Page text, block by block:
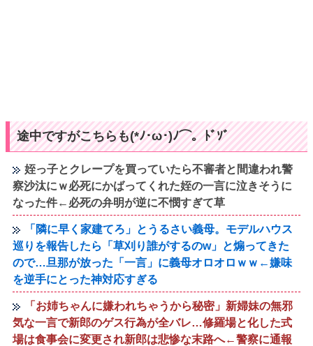
途中ですがこちらも(*ﾉ･ω･)ﾉ⌒。ﾄﾞｿﾞ
姪っ子とクレープを買っていたら不審者と間違われ警
察沙汰にｗ必死にかばってくれた姪の一言に泣きそうに
なった件←必死の弁明が逆に不憫すぎて草
「隣に早く家建てろ」とうるさい義母。モデルハウス
巡りを報告したら「草刈り誰がするのw」と煽ってきた
ので…旦那が放った「一言」に義母オロオロｗｗ←嫌味
を逆手にとった神対応すぎる
「お姉ちゃんに嫌われちゃうから秘密」新婦妹の無邪
気な一言で新郎のゲス行為が全バレ…修羅場と化した式
場は食事会に変更され新郎は悲惨な末路へ←警察に通報